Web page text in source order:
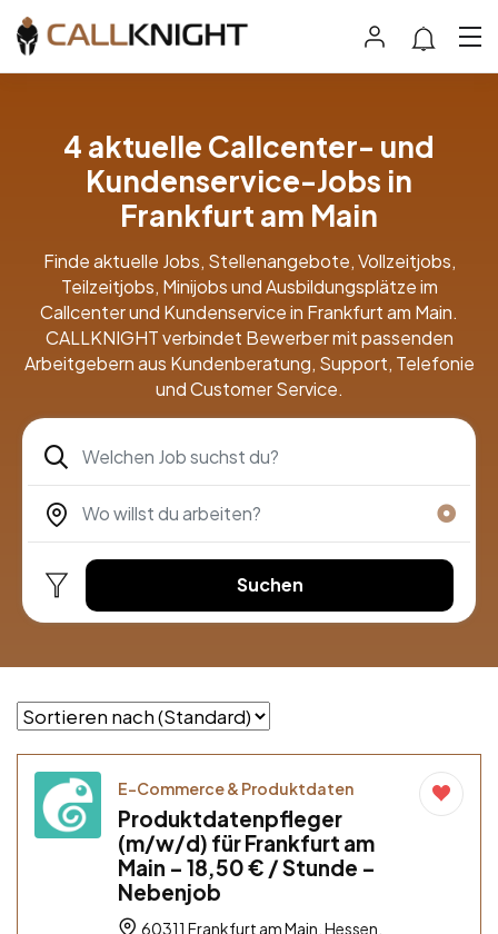
4 aktuelle Callcenter- und
Kundenservice-Jobs in
Frankfurt am Main
Finde aktuelle Jobs, Stellenangebote, Vollzeitjobs,
Teilzeitjobs, Minijobs und Ausbildungsplätze im
Callcenter und Kundenservice in Frankfurt am Main.
CALLKNIGHT verbindet Bewerber mit passenden
Arbeitgebern aus Kundenberatung, Support, Telefonie
und Customer Service.
Suchen
E-Commerce & Produktdaten
Produktdatenpfleger
(m/w/d) für Frankfurt am
Main – 18,50 € / Stunde –
Nebenjob
60311 Frankfurt am Main, Hessen,